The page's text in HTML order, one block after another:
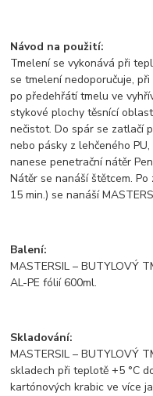
Návod na použití:
Tmelení se vykonává při
se tmelení nedoporučuje,
po předehřátí tmelu ve
stykové plochy těsnící
nečistot. Do spár se zatlačí
nebo pásky z lehčeného
nanese penetrační nátěr
Nátěr se nanáší štětcem.
15 min.) se nanáší
Balení:
MASTERSIL – BUTYLOVÝ
AL-PE fólií 600ml.
Skladování:
MASTERSIL – BUTYLOVÝ
skladech při teplotě +5 °C
kartónových krabic ve více